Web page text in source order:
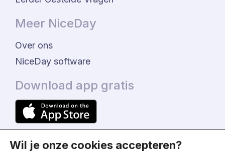
Meer NiceDay
Over ons
NiceDay software
Download app gratis
Wil je onze cookies accepteren?